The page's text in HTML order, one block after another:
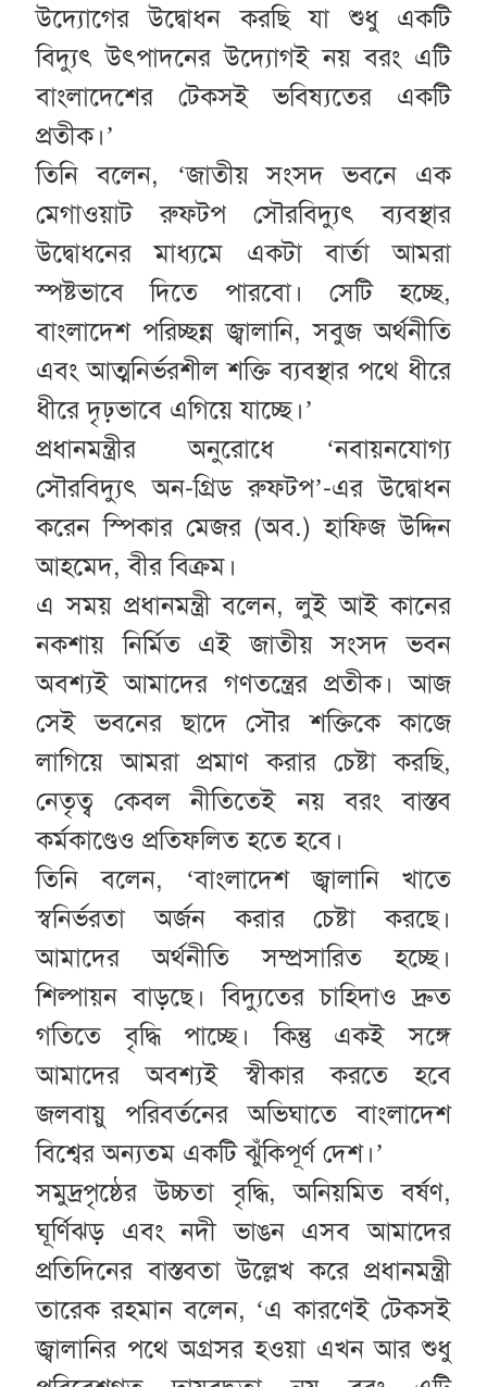
উদ্যোগের উদ্বোধন করছি যা শুধু একটি
বিদ্যুৎ উৎপাদনের উদ্যোগই নয় বরং এটি
বাংলাদেশের টেকসই ভবিষ্যতের একটি
প্রতীক।’
তিনি বলেন, ‘জাতীয় সংসদ ভবনে এক
মেগাওয়াট রুফটপ সৌরবিদ্যুৎ ব্যবস্থার
উদ্বোধনের মাধ্যমে একটা বার্তা আমরা
স্পষ্টভাবে দিতে পারবো। সেটি হচ্ছে,
বাংলাদেশ পরিচ্ছন্ন জ্বালানি, সবুজ অর্থনীতি
এবং আত্মনির্ভরশীল শক্তি ব্যবস্থার পথে ধীরে
ধীরে দৃঢ়ভাবে এগিয়ে যাচ্ছে।’
প্রধানমন্ত্রীর অনুরোধে ‘নবায়নযোগ্য
সৌরবিদ্যুৎ অন-গ্রিড রুফটপ’-এর উদ্বোধন
করেন স্পিকার মেজর (অব.) হাফিজ উদ্দিন
আহমেদ, বীর বিক্রম।
এ সময় প্রধানমন্ত্রী বলেন, লুই আই কানের
নকশায় নির্মিত এই জাতীয় সংসদ ভবন
অবশ্যই আমাদের গণতন্ত্রের প্রতীক। আজ
সেই ভবনের ছাদে সৌর শক্তিকে কাজে
লাগিয়ে আমরা প্রমাণ করার চেষ্টা করছি,
নেতৃত্ব কেবল নীতিতেই নয় বরং বাস্তব
কর্মকাণ্ডেও প্রতিফলিত হতে হবে।
তিনি বলেন, ‘বাংলাদেশ জ্বালানি খাতে
স্বনির্ভরতা অর্জন করার চেষ্টা করছে।
আমাদের অর্থনীতি সম্প্রসারিত হচ্ছে।
শিল্পায়ন বাড়ছে। বিদ্যুতের চাহিদাও দ্রুত
গতিতে বৃদ্ধি পাচ্ছে। কিন্তু একই সঙ্গে
আমাদের অবশ্যই স্বীকার করতে হবে
জলবায়ু পরিবর্তনের অভিঘাতে বাংলাদেশ
বিশ্বের অন্যতম একটি ঝুঁকিপূর্ণ দেশ।’
সমুদ্রপৃষ্ঠের উচ্চতা বৃদ্ধি, অনিয়মিত বর্ষণ,
ঘূর্ণিঝড় এবং নদী ভাঙন এসব আমাদের
প্রতিদিনের বাস্তবতা উল্লেখ করে প্রধানমন্ত্রী
তারেক রহমান বলেন, ‘এ কারণেই টেকসই
জ্বালানির পথে অগ্রসর হওয়া এখন আর শুধু